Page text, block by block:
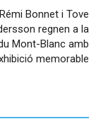
Rémi Bonnet i Tove
regnen a la
Mont-Blanc amb
memorable